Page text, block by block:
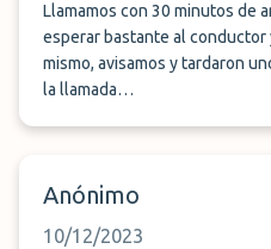
Llamamos con 30 minutos de
esperar bastante al conductor
mismo, avisamos y tardaron
la llamada…
Anónimo
10/12/2023